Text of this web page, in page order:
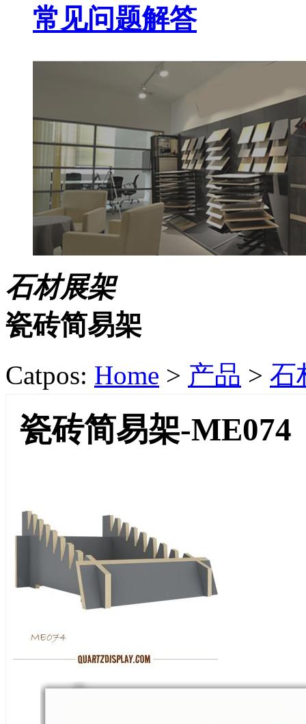
常见问题解答
石材展架
瓷砖简易架
Catpos: Home > 产品 > 石
瓷砖简易架-ME074